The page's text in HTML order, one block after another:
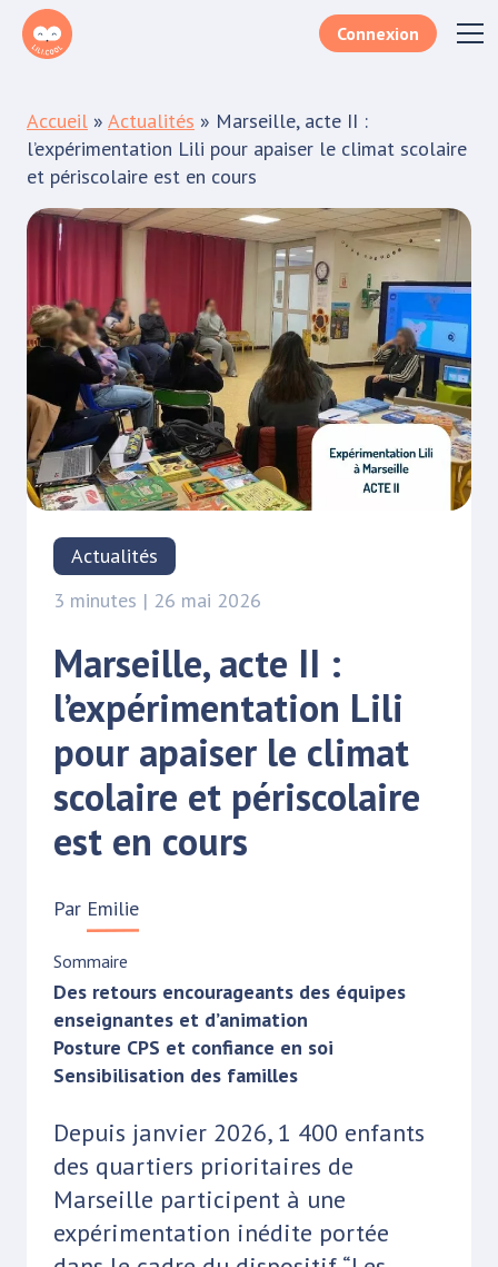
Connexion
Accueil » Actualités » Marseille, acte II :
l’expérimentation Lili pour apaiser le climat scolaire
et périscolaire est en cours
Actualités
3 minutes | 26 mai 2026
Marseille, acte II :
l’expérimentation Lili
pour apaiser le climat
scolaire et périscolaire
est en cours
Par Emilie
Sommaire
Des retours encourageants des équipes
enseignantes et d’animation
Posture CPS et confiance en soi
Sensibilisation des familles
Depuis janvier 2026, 1 400 enfants
des quartiers prioritaires de
Marseille participent à une
expérimentation inédite portée
Remplissez le formulaire lorem ipsum dolor sit
amet, consectetur adipiscing elit aenean
sodales porttitor.
Je m'inscris